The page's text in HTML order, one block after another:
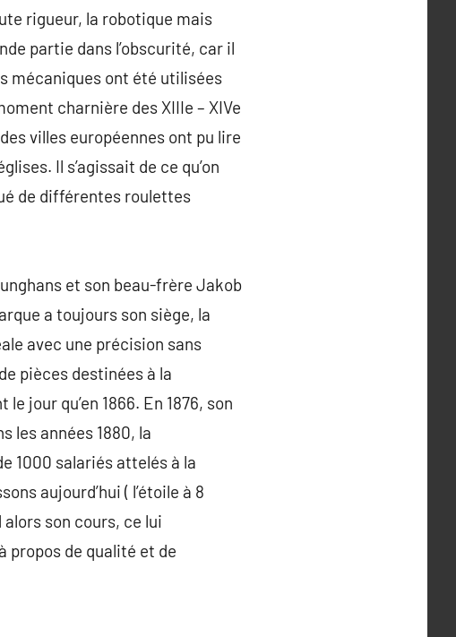
rigueur, la robotique mais
partie dans l’obscurité, car il
mécaniques ont été utilisées
charnière des XIIIe – XIVe
villes européennes ont pu lire
Il s’agissait de ce qu’on
de différentes roulettes
et son beau-frère Jakob
a toujours son siège, la
avec une précision sans
pièces destinées à la
jour qu’en 1866. En 1876, son
les années 1880, la
1000 salariés attelés à la
aujourd’hui ( l’étoile à 8
son cours, ce lui
propos de qualité et de